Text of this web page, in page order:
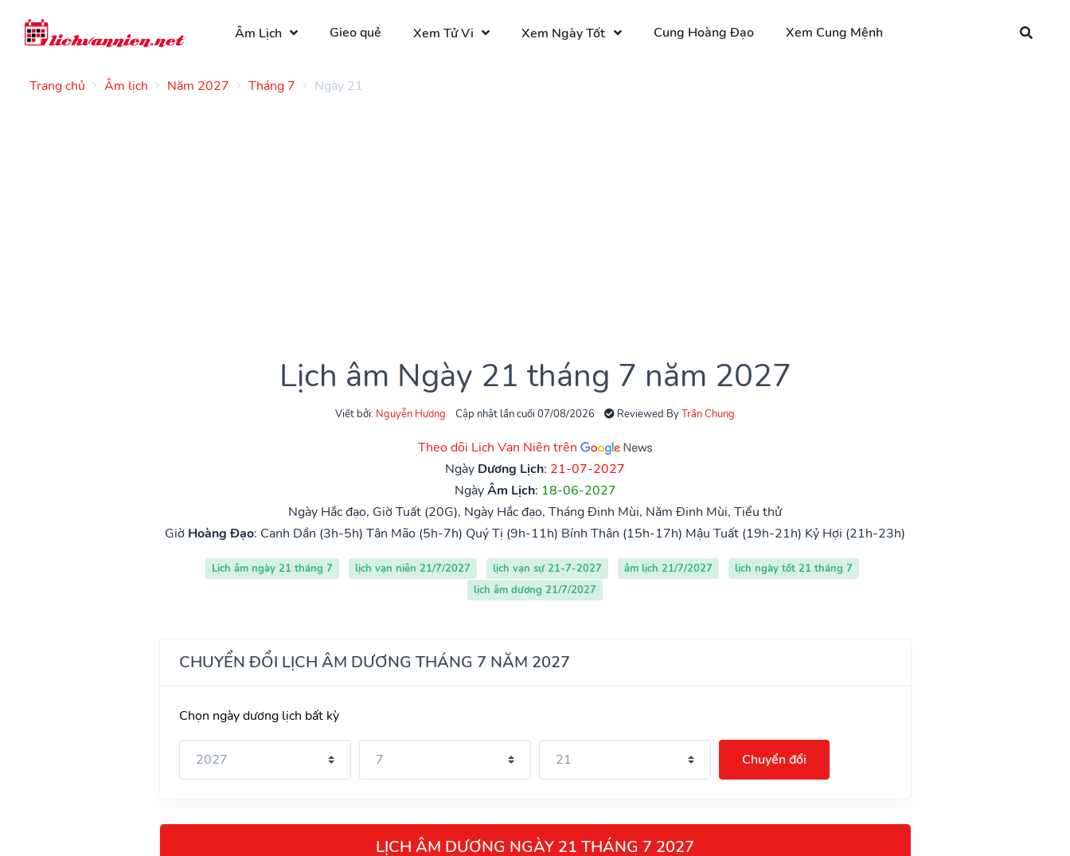
Âm Lịch Gieo quẻ Xem Tử Vi Xem Ngày Tốt Cung Hoàng Đạo Xem Cung Mệnh
Trang chủ Âm lịch Năm 2027 Tháng 7 Ngày 21
Lịch âm Ngày 21 tháng 7 năm 2027
Viết bởi: Nguyễn Hương Cập nhật lần cuối 07/08/2026 Reviewed ByTrần Chung
Theo dõi Lịch Vạn Niên trên
Ngày Dương Lịch: 21-07-2027
NgàyÂm Lịch: 18-06-2027
Ngày Hắc đạo, Giờ Tuất (20G), Ngày Hắc đạo, Tháng Đinh Mùi, Năm Đinh Mùi, Tiểu thử
Giờ Hoàng Đạo: Canh Dần (3h-5h) Tân Mão (5h-7h) Quý Tị (9h-11h) Bính Thân (15h-17h) Mậu Tuất (19h-21h) Kỷ Hợi (21h-23h)
Lịch âm ngày 21 tháng 7 lịch vạn niên 21/7/2027 lịch vạn sự 21-7-2027 âm lịch 21/7/2027
lịch ngày tốt 21 tháng 7
lịch âm dương 21/7/2027
CHUYỂN ĐỔI LỊCH ÂM DƯƠNG THÁNG 7 NĂM 2027
Chọn ngày dương lịch bất kỳ
Chuyển đổi
LỊCH ÂM DƯƠNG NGÀY 21 THÁNG 7 2027